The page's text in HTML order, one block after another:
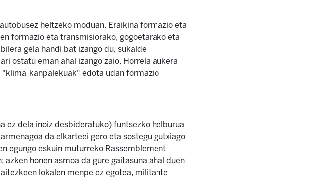
heltzeko moduan. Eraikina formazio eta
formazio eta transmisiorako, gogoetarako eta
gela handi bat izango du, sukalde
ostatu eman ahal izango zaio. Horrela aukera
kanpalekuak" edota udan formazio
ez dela inoiz desbideratuko) funtsezko helburua
da elkarteei gero eta sostegu gutxiago
egungo eskuin muturreko Rassemblement
honen asmoa da gure gaitasuna ahal duen
lokalen menpe ez egotea, militante